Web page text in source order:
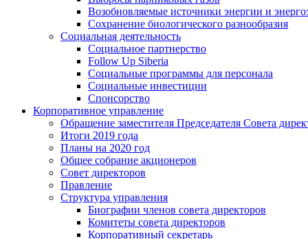
Возобновляемые источники энергии и
Сохранение биологического разнообразия
Социальная деятельность
Социальное партнерство
Follow Up Siberia
Социальные программы для персонала
Социальные инвестиции
Спонсорство
Корпоративное управление
Обращение заместителя Председателя Совета
Итоги 2019 года
Планы на 2020 год
Общее собрание акционеров
Совет директоров
Правление
Структура управления
Биографии членов совета директоров
Комитеты совета директоров
Корпоративный секретарь